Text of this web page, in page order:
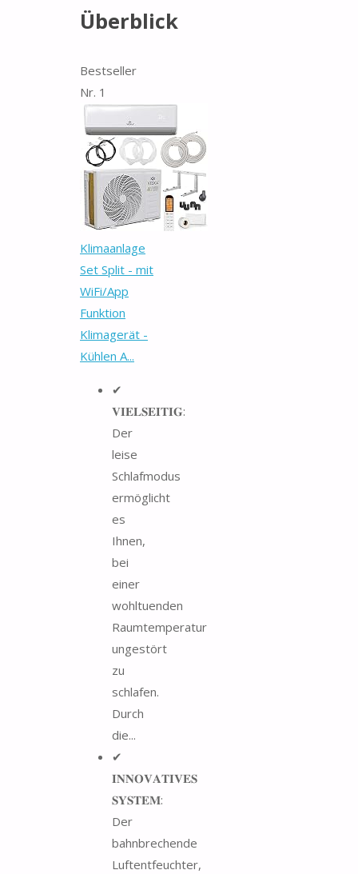
Überblick
Bestseller
Nr. 1
Klimaanlage
Set Split - mit
WiFi/App
Funktion
Klimagerät -
Kühlen A...
✔
𝐕𝐈𝐄𝐋𝐒𝐄𝐈𝐓𝐈𝐆:
Der
leise
Schlafmodus
ermöglicht
es
Ihnen,
bei
einer
wohltuenden
Raumtemperatur
ungestört
zu
schlafen.
Durch
die...
✔
𝐈𝐍𝐍𝐎𝐕𝐀𝐓𝐈𝐕𝐄𝐒
𝐒𝐘𝐒𝐓𝐄𝐌:
Der
bahnbrechende
Luftentfeuchter,